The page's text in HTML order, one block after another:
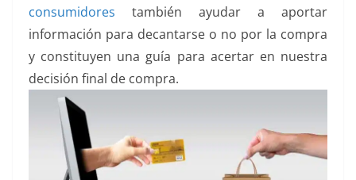
consumidores también ayudar a aportar
información para decantarse o no por la compra
y constituyen una guía para acertar en nuestra
decisión final de compra.